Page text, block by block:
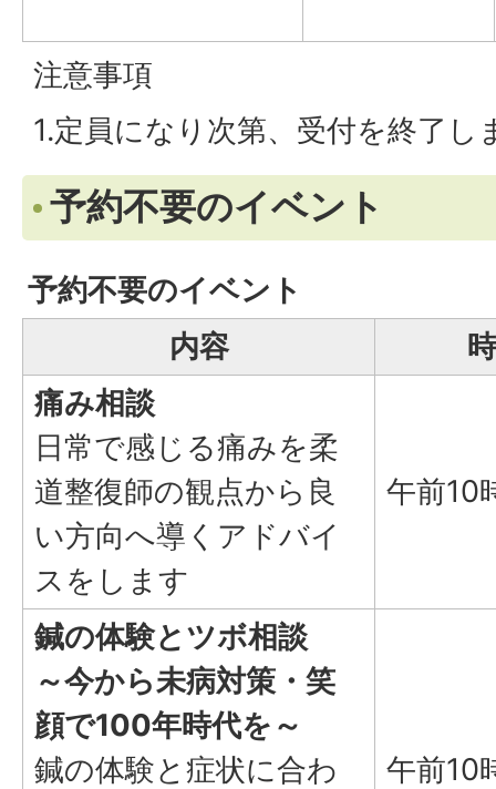
注意事項
1.定員になり次第、受付を終了し
予約不要のイベント
予約不要のイベント
内容
痛み相談
日常で感じる痛みを柔
道整復師の観点から良
い方向へ導くアドバイ
スをします
午前10
鍼の体験とツボ相談
～今から未病対策・笑
顔で100年時代を～
鍼の体験と症状に合わ
午前10